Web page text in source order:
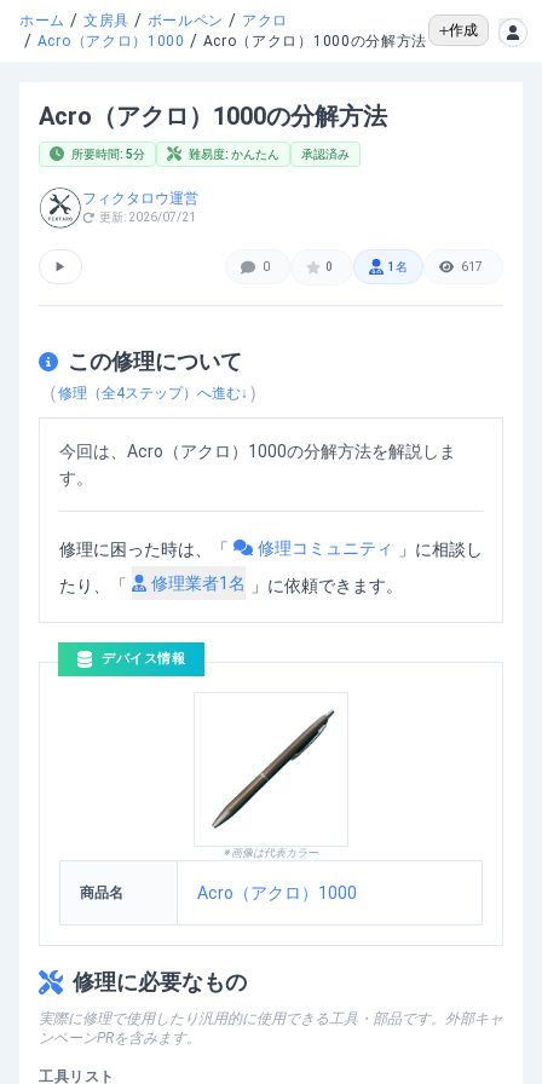
ホーム / 文房具 / ボールペン / アクロ
/ Acro（アクロ）1000 / Acro（アクロ）1000の分解方法
作成
Acro（アクロ）1000の分解方法
所要時間: 5分 難易度: かんたん 承認済み
フィクタロウ運営
更新: 2026/07/21
▶ 0 0 1 名 617
この修理について
（修理（全4ステップ）へ進む↓ ）
今回は、Acro（アクロ）1000の分解方法を解説しま
す。
修理に困った時は、「 修理コミュニティ 」 に相談し
たり、「
修理業者1名 」に依頼できます。
デバイス情報
※画像は代表カラー
商品名 Acro（アクロ）1000
修理に必要なもの
実際に修理で使用したり汎用的に使用できる工具・部品です。外部キャ
ンペーンPRを含みます。
工具リスト